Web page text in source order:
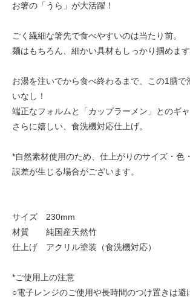
お箸の「うら」が大活躍！
ごく繊細な箸先で食べやすいのは当たり前。
麺はもちろん、細かい具材もしっかり掴めます
お湯を注いでから食べ終わるまで、この1膳で
いなし！
端正なフォルムと「カップラーメン」とのギャ
さらに嬉しい、食洗機対応仕上げ。
*自然素材使用のため、仕上がりのサイズ・色
誤差が生じる場合がございます。
サイズ 230mm
材質 純国産天然竹
仕上げ アクリル塗装（食洗機対応）
*ご使用上の注意
○電子レンジのご使用や長時間のつけ置きは避